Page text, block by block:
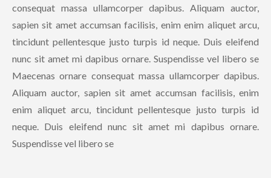
consequat massa ullamcorper dapibus. Aliquam auctor,
sapien sit amet accumsan facilisis, enim enim aliquet arcu,
tincidunt pellentesque justo turpis id neque. Duis eleifend
nunc sit amet mi dapibus ornare. Suspendisse vel libero se
Maecenas ornare consequat massa ullamcorper dapibus.
Aliquam auctor, sapien sit amet accumsan facilisis, enim
enim aliquet arcu, tincidunt pellentesque justo turpis id
neque. Duis eleifend nunc sit amet mi dapibus ornare.
Suspendisse vel libero se